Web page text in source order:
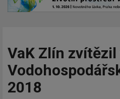
VaK Zlín
2018